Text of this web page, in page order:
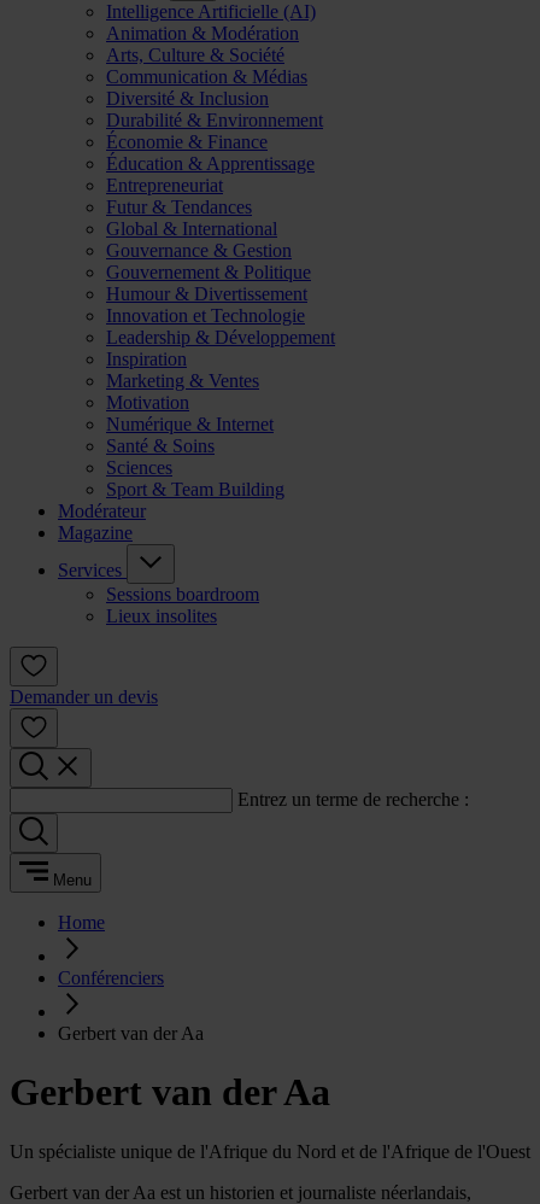
Intelligence Artificielle (AI)
Animation & Modération
Arts, Culture & Société
Communication & Médias
Diversité & Inclusion
Durabilité & Environnement
Économie & Finance
Éducation & Apprentissage
Entrepreneuriat
Futur & Tendances
Global & International
Gouvernance & Gestion
Gouvernement & Politique
Humour & Divertissement
Innovation et Technologie
Leadership & Développement
Inspiration
Marketing & Ventes
Motivation
Numérique & Internet
Santé & Soins
Sciences
Sport & Team Building
Modérateur
Magazine
Services
Sessions boardroom
Lieux insolites
Demander un devis
Entrez un terme de recherche :
Menu
Home
Conférenciers
Gerbert van der Aa
Gerbert van der Aa
Un spécialiste unique de l'Afrique du Nord et de l'Afrique de l'Ouest
Gerbert van der Aa est un historien et journaliste néerlandais,